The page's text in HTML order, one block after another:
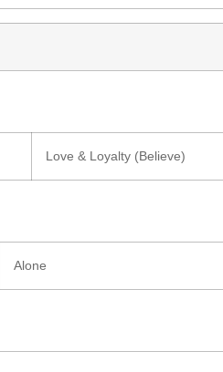
Love & Loyalty (Believe)
Alone